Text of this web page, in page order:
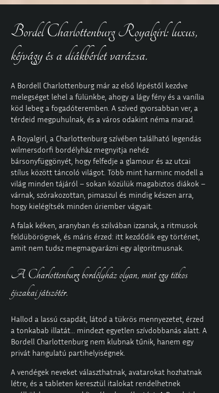
Bordel Charlottenburg Royalgirl: luxus,
kéjvágy és a diákbérlet varázsa.
A Bordell Charlottenburg már az első lépéstől kezdve
melegséget lehel a fülünkbe, ahogy a lágy fény és a vanília
köd lebeg a fogadóteremben. A szíved gyorsabban ver, a
térdeid megpuhulnak, és a város odakint néma marad.
A Royalgirl, a Charlottenburg szívében található legendás
wilmersdorfi bordélyház megnyitja nehéz
bársonyfüggönyét, hogy felfedje a glamour és az utcai
stílus között táncoló világot. Több mint harminc modell a
világ minden tájáról – sokan közülük magabiztos diákok –
várnak, szórakozottan, pimaszul és mindig készen arra,
hogy kielégítsék minden úriember vágyait.
A falak kéken, aranyban és szilvában izzanak, a ritmusok
feldübörögnek, és máris érzed: itt kezdődik egy történet,
amit nem tudsz megmagyarázni egy algoritmusnak.
A Charlottenburg bordélyház olyan, mint egy titkos
éjszakai játszótér.
Hallod a lassú csapdát, látod a tükrös mennyezetet, érzed
a tonkabab illatát… mindezt egyetlen szívdobbanás alatt. A
Bordell Charlottenburg nem klubnak tűnik, hanem egy
privát hangulatú partihelyiségnek.
A vendégek neveket választhatnak, avatarokat hozhatnak
létre, és a tableten keresztül italokat rendelhetnek